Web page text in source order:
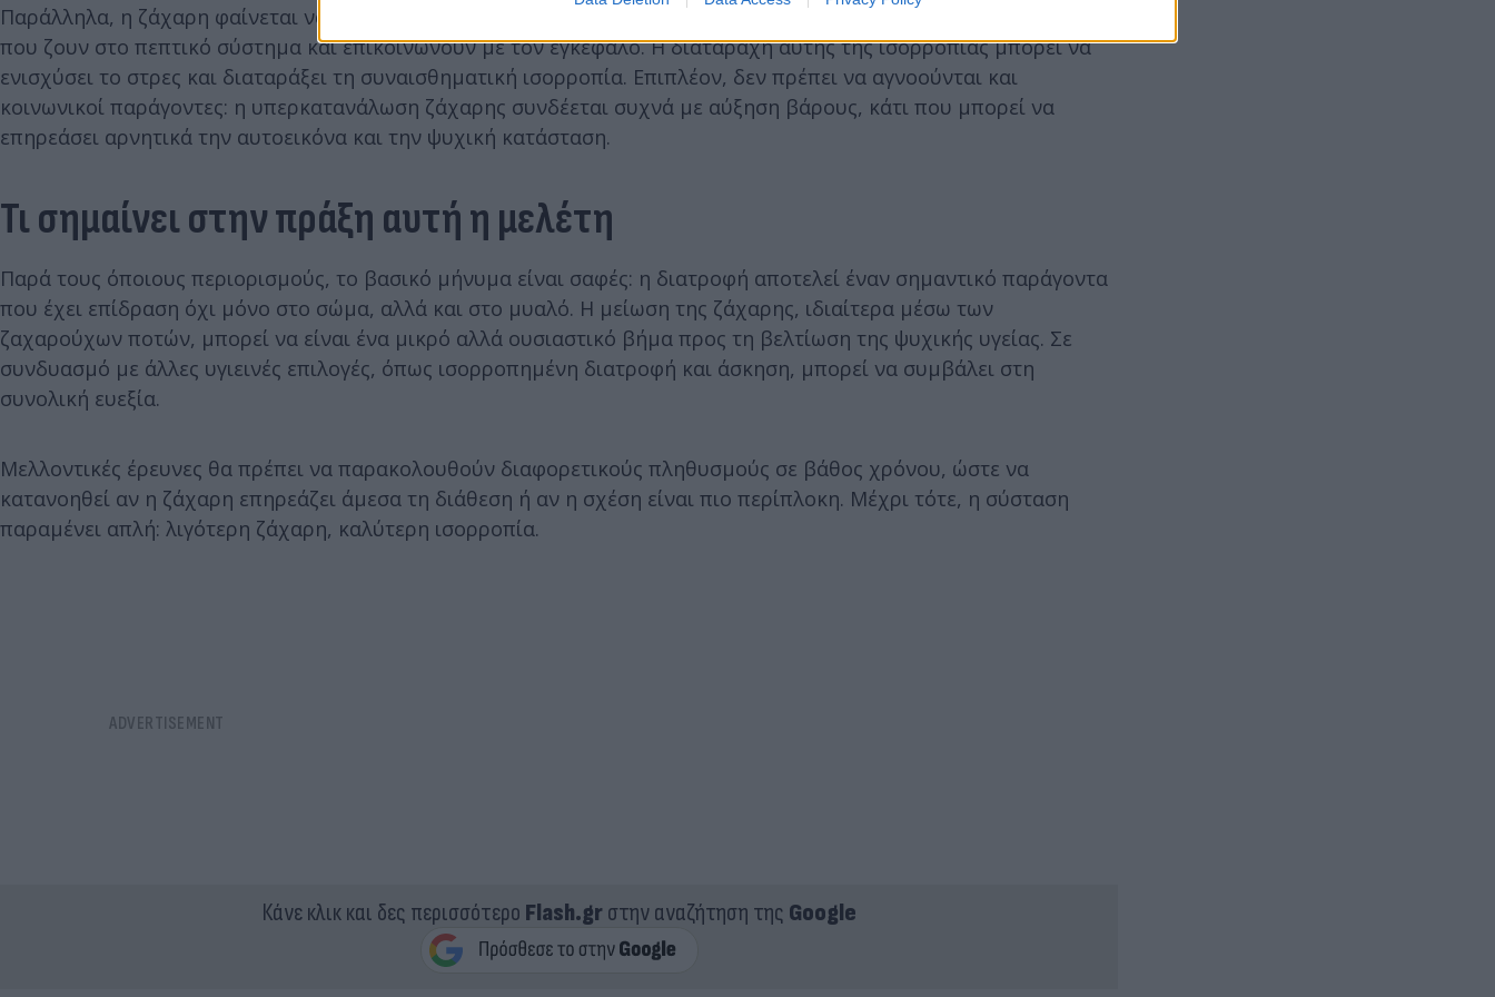
Παράλληλα, η ζάχαρη φαίνεται να έχει αντίκτυπο και στο μικροβίωμα του εντέρου, δηλαδή τα «καλά» βακτήρια
που ζουν στο πεπτικό σύστημα και επικοινωνούν με τον εγκέφαλο. Η διαταραχή αυτής της ισορροπίας μπορεί να
ενισχύσει το στρες και διαταράξει τη συναισθηματική ισορροπία. Επιπλέον, δεν πρέπει να αγνοούνται και
κοινωνικοί παράγοντες: η υπερκατανάλωση ζάχαρης συνδέεται συχνά με αύξηση βάρους, κάτι που μπορεί να
επηρεάσει αρνητικά την αυτοεικόνα και την ψυχική κατάσταση.
Τι σημαίνει στην πράξη αυτή η μελέτη
Παρά τους όποιους περιορισμούς, το βασικό μήνυμα είναι σαφές: η διατροφή αποτελεί έναν σημαντικό παράγοντα
που έχει επίδραση όχι μόνο στο σώμα, αλλά και στο μυαλό. Η μείωση της ζάχαρης, ιδιαίτερα μέσω των
ζαχαρούχων ποτών, μπορεί να είναι ένα μικρό αλλά ουσιαστικό βήμα προς τη βελτίωση της ψυχικής υγείας. Σε
συνδυασμό με άλλες υγιεινές επιλογές, όπως ισορροπημένη διατροφή και άσκηση, μπορεί να συμβάλει στη
συνολική ευεξία.
Μελλοντικές έρευνες θα πρέπει να παρακολουθούν διαφορετικούς πληθυσμούς σε βάθος χρόνου, ώστε να
κατανοηθεί αν η ζάχαρη επηρεάζει άμεσα τη διάθεση ή αν η σχέση είναι πιο περίπλοκη. Μέχρι τότε, η σύσταση
παραμένει απλή: λιγότερη ζάχαρη, καλύτερη ισορροπία.
Κάνε κλικ και δες περισσότερο Flash.grστην αναζήτηση της Google